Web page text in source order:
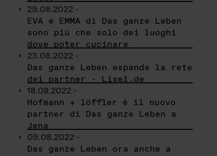
29.08.2022 -
EVA e EMMA di Das ganze Leben
sono più che solo dei luoghi
dove poter cucinare
23.08.2022 -
Das ganze Leben espande la rete
dei partner - Lisel.de
18.08.2022 -
Hofmann + löffler è il nuovo
partner di Das ganze Leben a
Jena
09.08.2022 -
Das ganze Leben ora anche a